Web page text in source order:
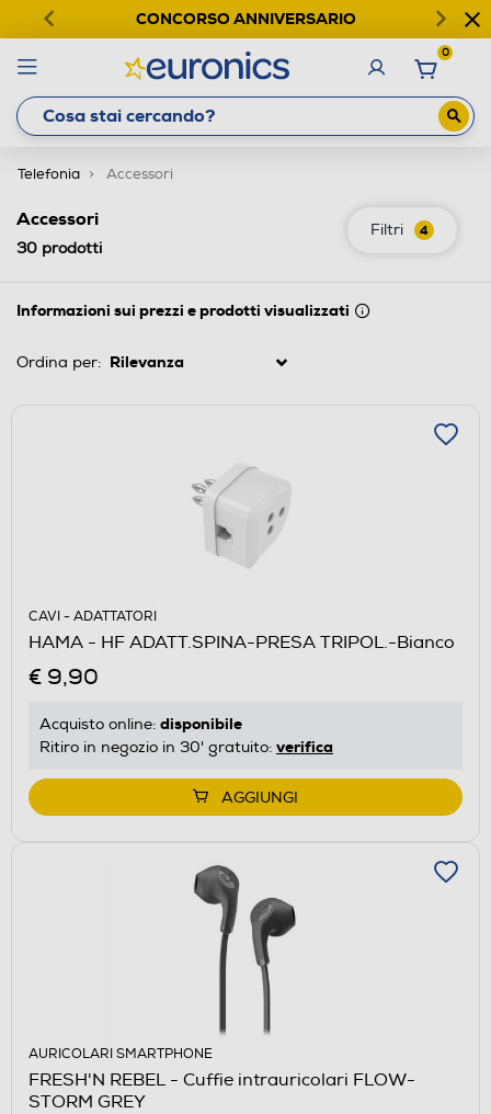
CONCORSO ANNIVERSARIO
0
Telefonia Accessori
Filtri 4
Accessori
30 prodotti
Informazioni sui prezzi e prodotti visualizzati
Ordina per:
CAVI - ADATTATORI
HAMA - HF ADATT.SPINA-PRESA TRIPOL.-Bianco
€ 9,90
Acquisto online: disponibile
Ritiro in negozio in 30' gratuito: verifica
AGGIUNGI
AURICOLARI SMARTPHONE
FRESH'N REBEL - Cuffie intrauricolari FLOW-
STORM GREY